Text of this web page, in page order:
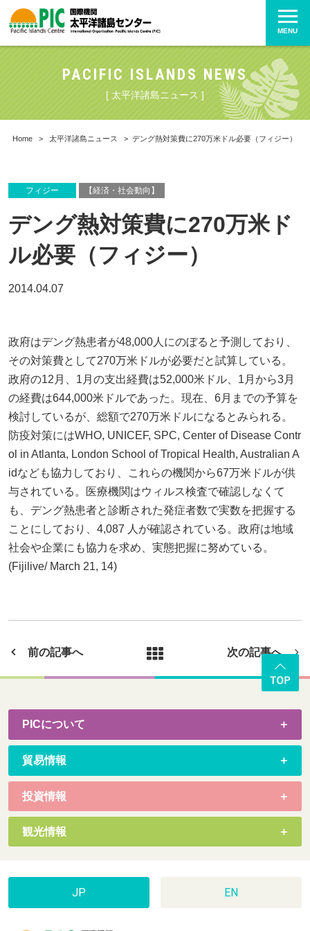
MENU
PACIFIC ISLANDS NEWS
[ 太平洋諸島ニュース ]
Home > 太平洋諸島ニュース > デング熱対策費に270万米ドル必要（フィジー）
フィジー 【経済・社会動向】
デング熱対策費に270万米ド
ル必要（フィジー）
2014.04.07
政府はデング熱患者が48,000人にのぼると予測しており、
その対策費として270万米ドルが必要だと試算している。
政府の12月、1月の支出経費は52,000米ドル、1月から3月
の経費は644,000米ドルであった。現在、6月までの予算を
検討しているが、総額で270万米ドルになるとみられる。
防疫対策にはWHO, UNICEF, SPC, Center of Disease Contr
ol in Atlanta, London School of Tropical Health, Australian A
idなども協力しており、これらの機関から67万米ドルが供
与されている。医療機関はウィルス検査で確認しなくて
も、デング熱患者と診断された発症者数で実数を把握する
ことにしており、4,087 人が確認されている。政府は地域
社会や企業にも協力を求め、実態把握に努めている。
(Fijilive/ March 21, 14)
前の記事へ 次の記事へ
PICについて
貿易情報
投資情報
観光情報
JP EN